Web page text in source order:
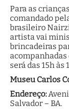
Para as
comandado
brasileiro
artista vai
brincadeiras
acompanhadas
será das 15h
Museu Carlos
Endereço:
Salvador – BA.